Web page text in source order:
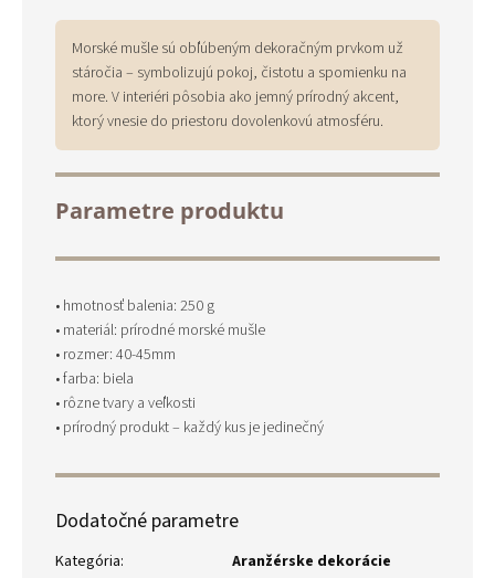
Morské mušle sú obľúbeným dekoračným prvkom už
stáročia – symbolizujú pokoj, čistotu a spomienku na
more. V interiéri pôsobia ako jemný prírodný akcent,
ktorý vnesie do priestoru dovolenkovú atmosféru.
Parametre produktu
• hmotnosť balenia: 250 g
• materiál: prírodné morské mušle
• rozmer: 40-45mm
• farba: biela
• rôzne tvary a veľkosti
• prírodný produkt – každý kus je jedinečný
Dodatočné parametre
Kategória:
Aranžérske dekorácie